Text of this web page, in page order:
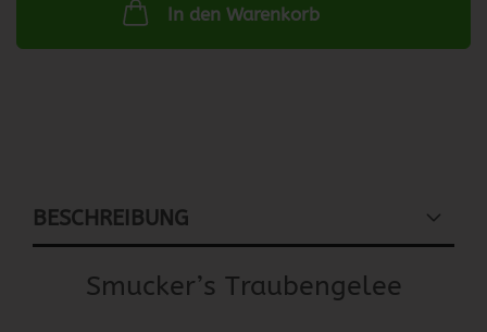
In den Warenkorb
BESCHREIBUNG
Smucker’s Traubengelee